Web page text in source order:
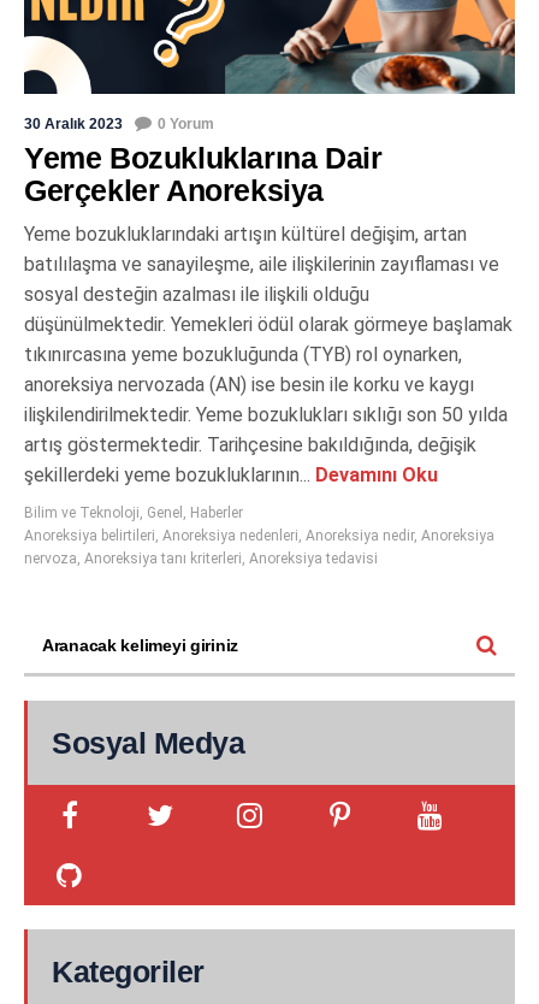
30 Aralık 2023 0 Yorum
Yeme Bozukluklarına Dair
Gerçekler Anoreksiya
Yeme bozukluklarındaki artışın kültürel değişim, artan
batılılaşma ve sanayileşme, aile ilişkilerinin zayıflaması ve
sosyal desteğin azalması ile ilişkili olduğu
düşünülmektedir. Yemekleri ödül olarak görmeye başlamak
tıkınırcasına yeme bozukluğunda (TYB) rol oynarken,
anoreksiya nervozada (AN) ise besin ile korku ve kaygı
ilişkilendirilmektedir. Yeme bozuklukları sıklığı son 50 yılda
artış göstermektedir. Tarihçesine bakıldığında, değişik
şekillerdeki yeme bozukluklarının... Devamını Oku
Bilim ve Teknoloji, Genel , Haberler
Anoreksiya belirtileri, Anoreksiya nedenleri, Anoreksiya nedir, Anoreksiya
nervoza, Anoreksiya tanı kriterleri, Anoreksiya tedavisi
Sosyal Medya
Kategoriler